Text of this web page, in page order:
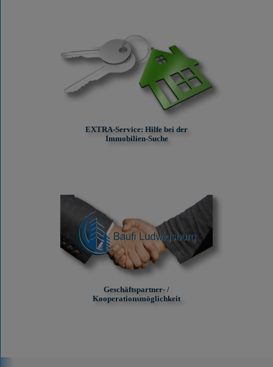
EXTRA-Service: Hilfe bei der
Immobilien-Suche
Geschäftspartner- /
Kooperationsmöglichkeit